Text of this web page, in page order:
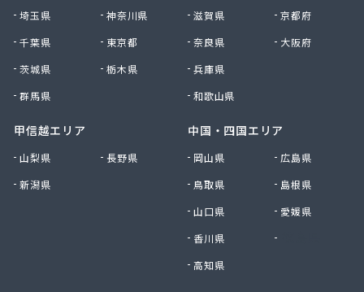
株式会社清川商店
株式会社青木サービス
株式会社石川鉄沖商店
株式会社石泰商会
株式会社鷹羽商店
株式会社中部燃料
株式会社土川油店 L.P.G充填所
埼玉県
神奈川県
千葉県
東京都
茨城県
栃木県
群馬県
甲信越エリア
山梨県
長野県
新潟県
滋賀県
京都府
奈良県
大阪府
兵庫県
和歌山県
中国・四国エリア
岡山県
広島県
鳥取県
島根県
山口県
愛媛県
香川県
高知県